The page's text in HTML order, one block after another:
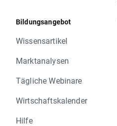
Bildungsangebot
Wissensartikel
Marktanalysen
Tägliche Webinare
Wirtschaftskalender
Hilfe